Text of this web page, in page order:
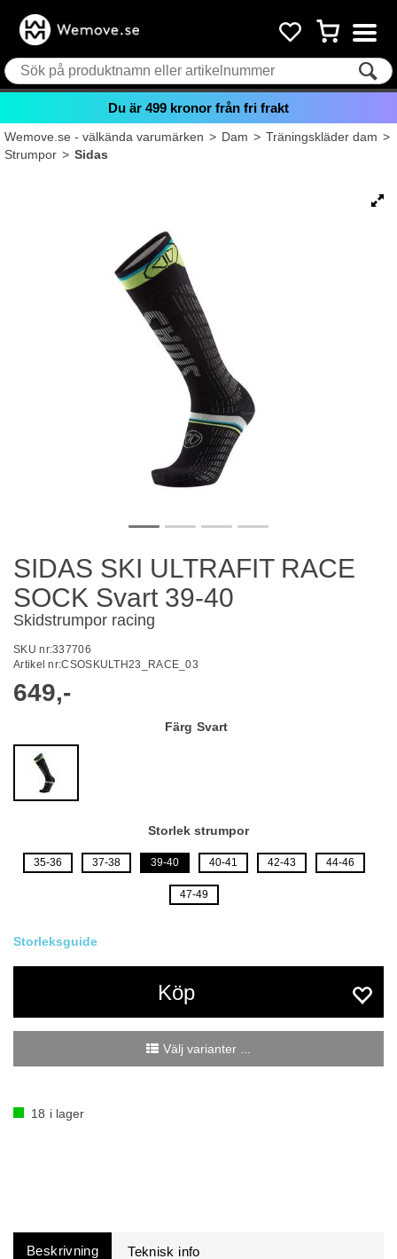
Du är 499 kronor från fri frakt
Wemove.se - välkända varumärken>Dam>Träningskläder dam>
Strumpor>Sidas
SIDAS SKI ULTRAFIT RACE
SOCK Svart 39-40
Skidstrumpor racing
SKU nr:337706
Artikel nr:CSOSKULTH23_RACE_03
649,-
Färg Svart
Storlek strumpor
35-36 37-38 39-40 40-41 42-43 44-46
47-49
Köp
Välj varianter ...
18 i lager
Beskrivning